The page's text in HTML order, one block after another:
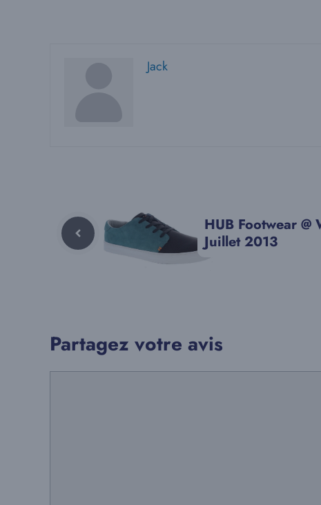
Jack
HUB Footwear @
Juillet 2013
Partagez votre avis